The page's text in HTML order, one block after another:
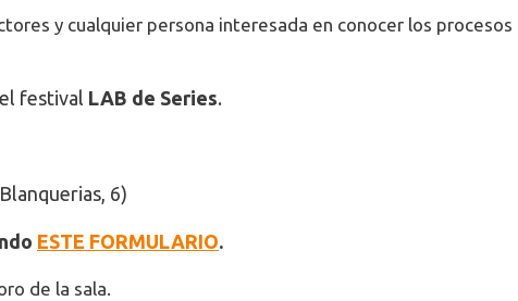
y cualquier persona interesada en conocer los procesos
festival LAB de Series.
6)
ESTE FORMULARIO.
de la sala.